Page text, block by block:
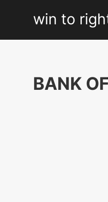
win
to
win to
BANK